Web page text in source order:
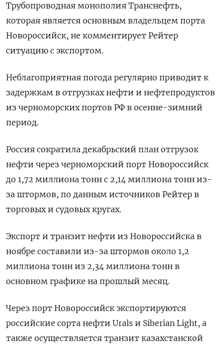
Трубопроводная монополия Транснефть,
которая является основным владельцем порта
Новороссийск, не комментирует Рейтер
ситуацию с экспортом.
Неблагоприятная погода регулярно приводит к
задержкам в отгрузках нефти и нефтепродуктов
из черноморских портов РФ в осенне-зимний
период.
Россия сократила декабрьский план отгрузок
нефти через черноморский порт Новороссийск
до 1,72 миллиона тонн с 2,14 миллиона тонн из-
за штормов, по данным источников Рейтер в
торговых и судовых кругах.
Экспорт и транзит нефти из Новороссийска в
ноябре составили из-за штормов около 1,2
миллиона тонн из 2,34 миллиона тонн в
основном графике на прошлый месяц.
Через порт Новороссийск экспортируются
российские сорта нефти Urals и Siberian Light, а
также осуществляется транзит казахстанской